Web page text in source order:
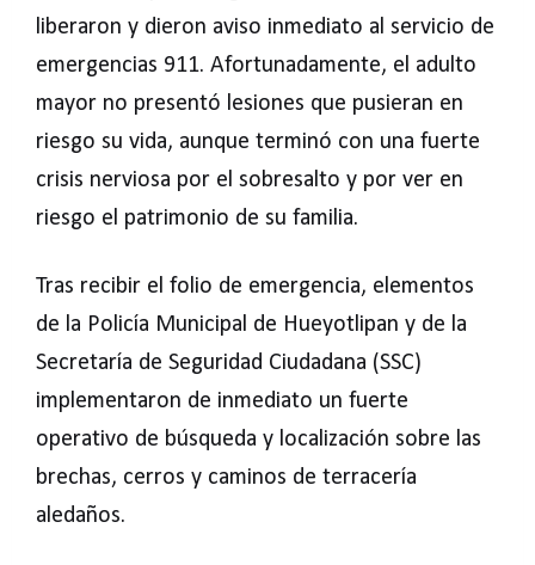
liberaron y dieron aviso inmediato al servicio de
emergencias 911. Afortunadamente, el adulto
mayor no presentó lesiones que pusieran en
riesgo su vida, aunque terminó con una fuerte
crisis nerviosa por el sobresalto y por ver en
riesgo el patrimonio de su familia.
Tras recibir el folio de emergencia, elementos
de la Policía Municipal de Hueyotlipan y de la
Secretaría de Seguridad Ciudadana (SSC)
implementaron de inmediato un fuerte
operativo de búsqueda y localización sobre las
brechas, cerros y caminos de terracería
aledaños.